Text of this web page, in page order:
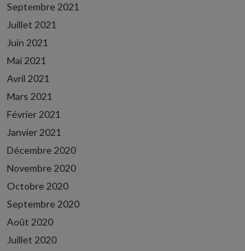
Septembre 2021
Juillet 2021
Juin 2021
Mai 2021
Avril 2021
Mars 2021
Février 2021
Janvier 2021
Décembre 2020
Novembre 2020
Octobre 2020
Septembre 2020
Août 2020
Juillet 2020